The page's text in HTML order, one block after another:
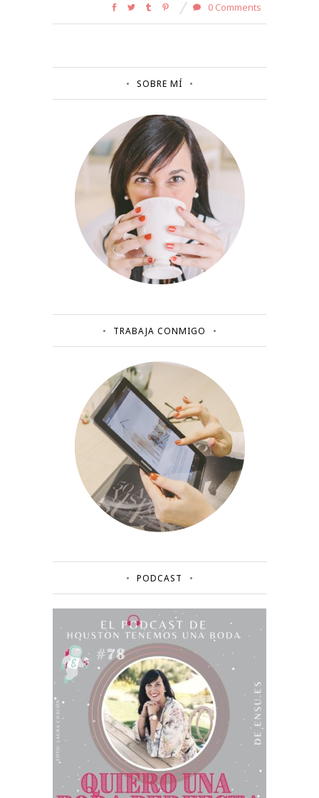
0 Comments
SOBRE MÍ
TRABAJA CONMIGO
PODCAST